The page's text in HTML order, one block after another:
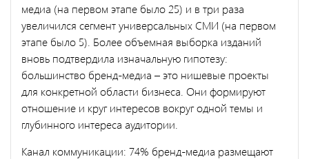
медиа (на первом этапе было 25) и в три раза
увеличился сегмент универсальных СМИ (на первом
этапе было 5). Более объемная выборка изданий
вновь подтвердила изначальную гипотезу:
большинство бренд-медиа – это нишевые проекты
для конкретной области бизнеса. Они формируют
отношение и круг интересов вокруг одной темы и
глубинного интереса аудитории.
Канал коммуникации: 74% бренд-медиа размещают